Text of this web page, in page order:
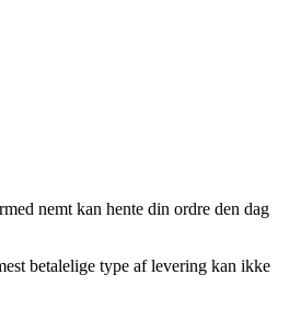
nemt kan hente din ordre den dag
betalelige type af levering kan ikke